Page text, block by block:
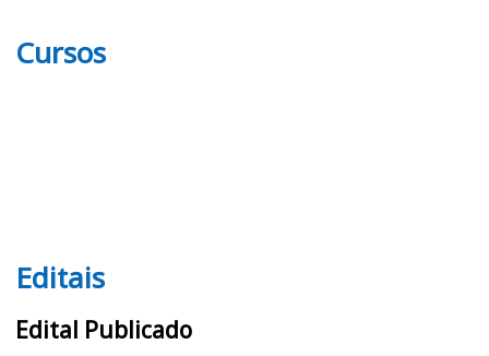
Cursos
Editais
Editais
Edital Publicado